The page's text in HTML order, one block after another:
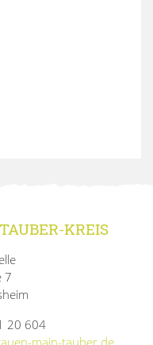
KREIS
7
20 604
main-tauber.de